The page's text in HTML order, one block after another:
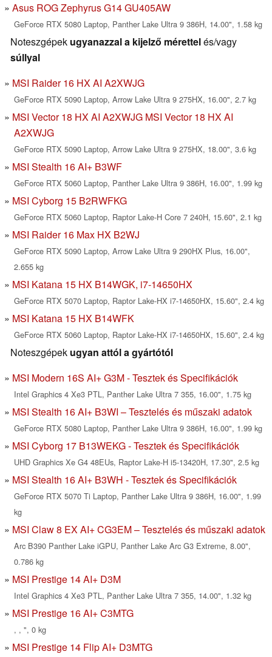
Asus ROG Zephyrus G14 GU405AW
GeForce RTX 5080 Laptop, Panther Lake Ultra 9 386H, 14.00", 1.58 kg
Noteszgépek ugyanazzal a kijelző mérettelés/vagy
súllyal
MSI Raider 16 HX AI A2XWJG
GeForce RTX 5090 Laptop, Arrow Lake Ultra 9 275HX, 16.00", 2.7 kg
MSI Vector 18 HX AI A2XWJG MSI Vector 18 HX AI
A2XWJG
GeForce RTX 5090 Laptop, Arrow Lake Ultra 9 275HX, 18.00", 3.6 kg
MSI Stealth 16 AI+ B3WF
GeForce RTX 5060 Laptop, Panther Lake Ultra 9 386H, 16.00", 1.99 kg
MSI Cyborg 15 B2RWFKG
GeForce RTX 5060 Laptop, Raptor Lake-H Core 7 240H, 15.60", 2.1 kg
MSI Raider 16 Max HX B2WJ
GeForce RTX 5090 Laptop, Arrow Lake Ultra 9 290HX Plus, 16.00",
2.655 kg
MSI Katana 15 HX B14WGK, i7-14650HX
GeForce RTX 5070 Laptop, Raptor Lake-HX i7-14650HX, 15.60", 2.4 kg
MSI Katana 15 HX B14WFK
GeForce RTX 5060 Laptop, Raptor Lake-HX i7-14650HX, 15.60", 2.4 kg
Noteszgépek ugyan attól a gyártótól
MSI Modern 16S AI+ G3M - Tesztek és Specifikációk
Intel Graphics 4 Xe3 PTL, Panther Lake Ultra 7 355, 16.00", 1.75 kg
MSI Stealth 16 AI+ B3WI – Tesztelés és műszaki adatok
GeForce RTX 5080 Laptop, Panther Lake Ultra 9 386H, 16.00", 1.99 kg
MSI Cyborg 17 B13WEKG - Tesztek és Specifikációk
UHD Graphics Xe G4 48EUs, Raptor Lake-H i5-13420H, 17.30", 2.5 kg
MSI Stealth 16 AI+ B3WH - Tesztek és Specifikációk
GeForce RTX 5070 Ti Laptop, Panther Lake Ultra 9 386H, 16.00", 1.99
kg
MSI Claw 8 EX AI+ CG3EM – Tesztelés és műszaki adatok
Arc B390 Panther Lake iGPU, Panther Lake Arc G3 Extreme, 8.00",
0.786 kg
MSI Prestige 14 AI+ D3M
Intel Graphics 4 Xe3 PTL, Panther Lake Ultra 7 355, 14.00", 1.32 kg
MSI Prestige 16 AI+ C3MTG
, , ", 0 kg
MSI Prestige 14 Flip AI+ D3MTG